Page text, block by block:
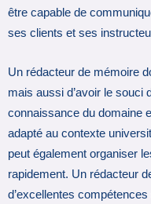
être capable de
ses clients et ses
Un rédacteur de mémoire
mais aussi d’avoir le souci
connaissance du domaine
adapté au contexte
peut également organiser
rapidement. Un rédacteur
d’excellentes